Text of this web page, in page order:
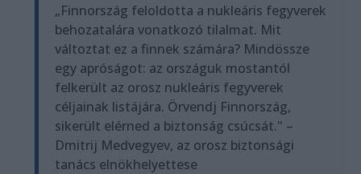
„Finnország feloldotta a nukleáris fegyverek
behozatalára vonatkozó tilalmat. Mit
változtat ez a finnek számára? Mindössze
egy apróságot: az országuk mostantól
felkerült az orosz nukleáris fegyverek
céljainak listájára. Örvendj Finnország,
sikerült elérned a biztonság csúcsát." –
Dmitrij Medvegyev, az orosz biztonsági
tanács elnökhelyettese